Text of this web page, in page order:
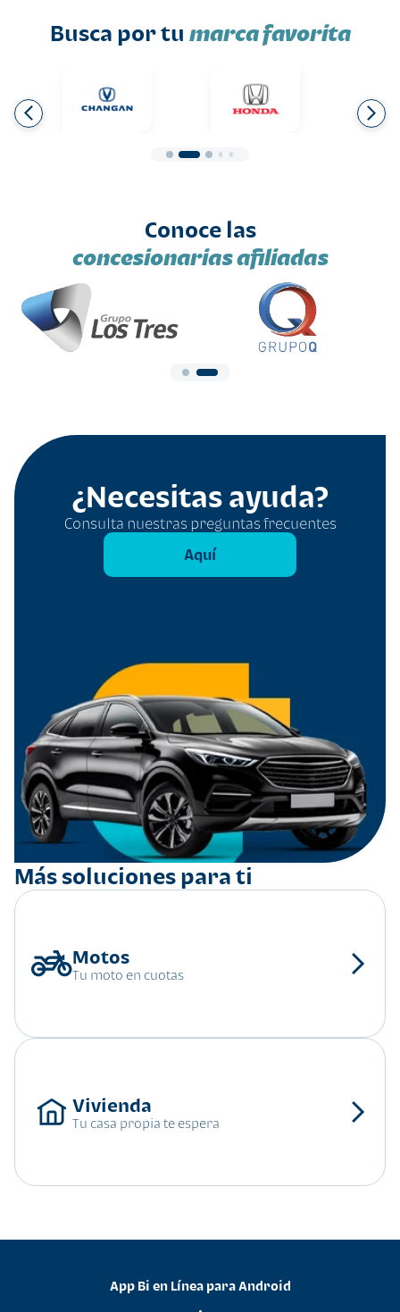
Busca por tu marca favorita
Conoce las
concesionarias afiliadas
¿Necesitas ayuda?
Consulta nuestras preguntas frecuentes
Aquí
Más soluciones para ti
Tu moto en cuotas
Tu casa propia te espera
App Bi en Línea para Android